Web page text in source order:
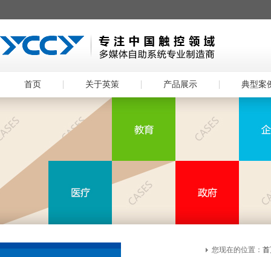
首页 关于英策 产品展示 典型案
您现在的位置：